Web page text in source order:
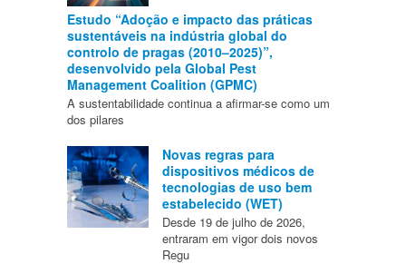
Estudo “Adoção e impacto das práticas
sustentáveis na indústria global do
controlo de pragas (2010–2025)”,
desenvolvido pela Global Pest
Management Coalition (GPMC)
A sustentabilidade continua a afirmar-se como um
dos pilares
Novas regras para
dispositivos médicos de
tecnologias de uso bem
estabelecido (WET)
Desde 19 de julho de 2026,
entraram em vigor dois novos
Regu